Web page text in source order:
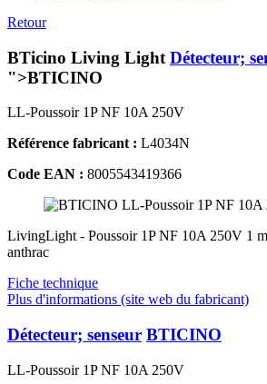
Retour
BTicino Living Light Détecteur;
">BTICINO
LL-Poussoir 1P NF 10A 250V
Référence fabricant : L4034N
Code EAN : 8005543419366
LivingLight - Poussoir 1P NF 10A 250V 1
anthrac
Fiche technique
Plus d'informations (site web du fabricant)
Détecteur; senseur BTICINO
LL-Poussoir 1P NF 10A 250V